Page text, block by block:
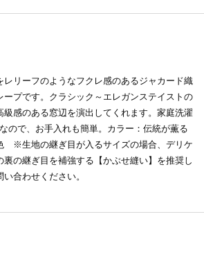
レリーフのようなフクレ感のあるジャカード織
ープです。クラシック～エレガンステイストの
級感のある窓辺を演出してくれます。家庭洗濯
ので、お手入れも簡単。カラー：伝統が薫る
※生地の継ぎ目が入るサイズの場合、デリケ
裏の継ぎ目を補強する【かぶせ縫い】を推奨し
合わせください。